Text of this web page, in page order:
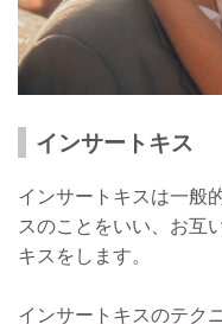
インサートキス
インサートキスは一般
スのことをいい、お互
キスをします。
インサートキスのテク